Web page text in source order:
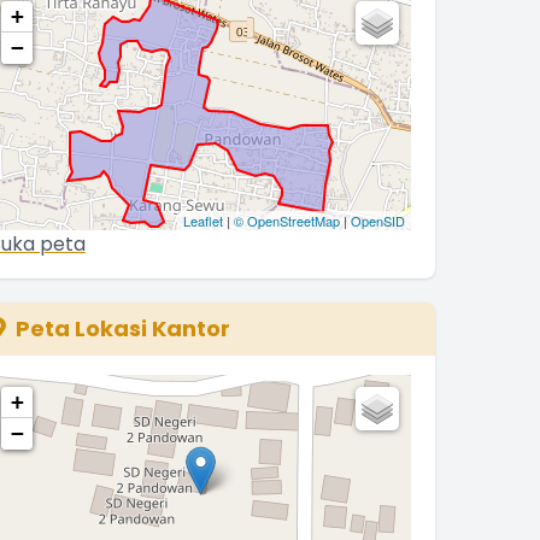
+
−
Leaflet | © OpenStreetMap|OpenSID
peta
Peta Lokasi Kantor
+
−